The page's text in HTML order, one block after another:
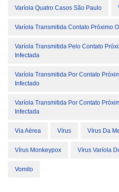
Varíola Quatro Casos São Paulo
Varíola Transmitida Contato Próximo
Varíola Transmitida Pelo Contato
Infectada
Varíola Transmitida Por Contato
Infectado
Varíola Transmitida Por Contato
Infectada
Via Aérea Vírus Vírus Da
Vírus Monkeypox Vírus Varíola
Vomito